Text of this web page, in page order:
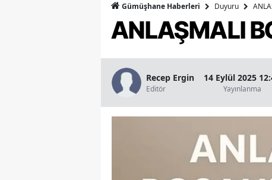
Gümüşhane Haberleri Duyuru
ANLAŞMALI
Recep Ergin
Editör
14 Eylül 2025
Yayınlanma